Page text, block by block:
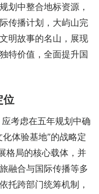
划中整合地标资源，
传播计划，大屿山完
明故事的名山，展现
特价值，全面提升国
位
考虑在五年规划中确
体验基地”的战略定
格局的核心载体，并
融合与国际传播等多
托跨部门统筹机制，